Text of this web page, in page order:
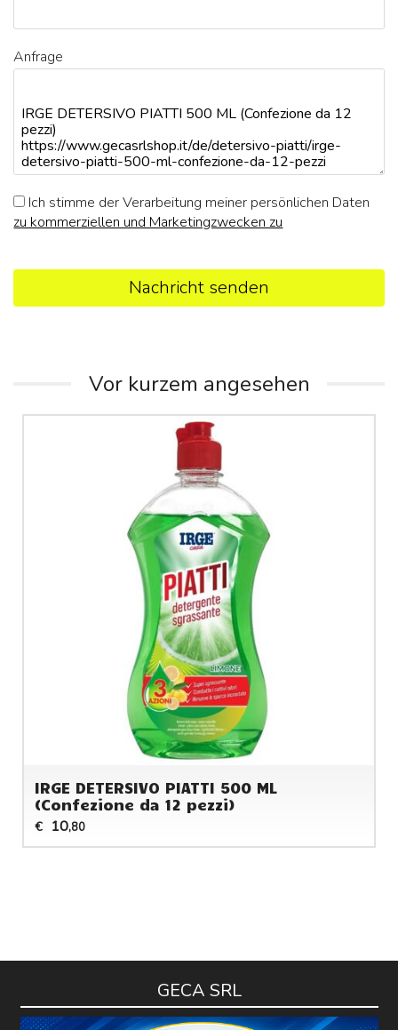
Anfrage
Ich stimme der Verarbeitung meiner persönlichen Daten
zu kommerziellen und Marketingzwecken zu
Nachricht senden
Vor kurzem angesehen
IRGE DETERSIVO PIATTI 500 ML
(Confezione da 12 pezzi)
€ 10,80
GECA SRL